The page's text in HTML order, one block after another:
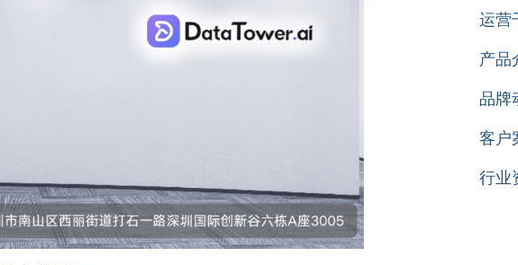
运营
产品
品牌
客户
行业